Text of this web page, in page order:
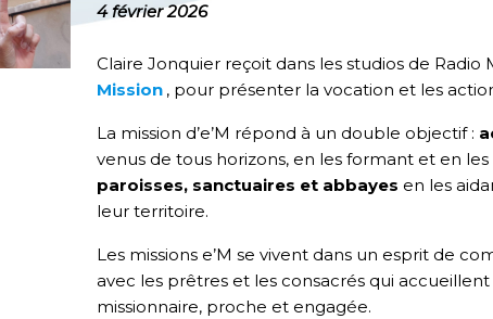
4 février 2026
Claire Jonquier reçoit dans les studios de Radio
Mission , pour présenter la vocation et les
La mission d’e’M répond à un double objectif :
venus de tous horizons, en les formant et en
paroisses, sanctuaires et abbayes en les
leur territoire.
Les missions e’M se vivent dans un esprit de
avec les prêtres et les consacrés qui
missionnaire, proche et engagée.